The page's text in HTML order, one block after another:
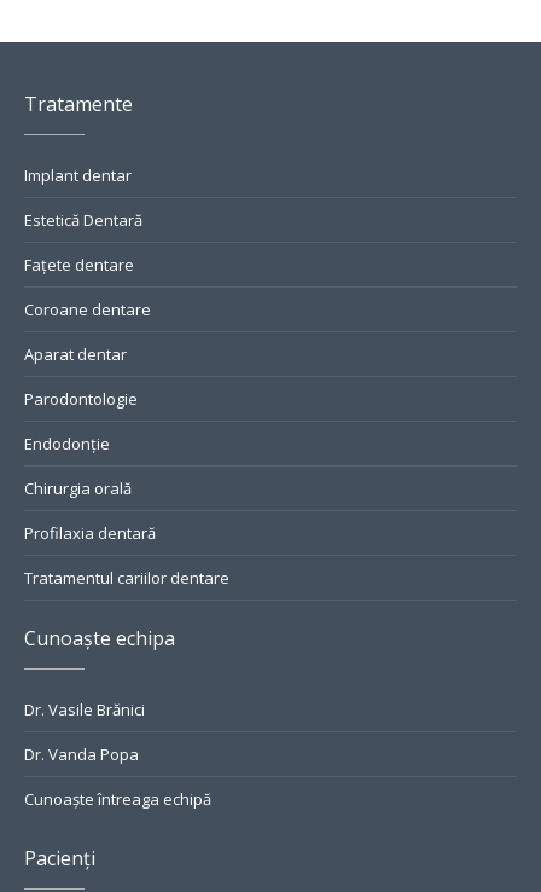
Tratamente
Implant dentar
Estetică Dentară
Fațete dentare
Coroane dentare
Aparat dentar
Parodontologie
Endodonție
Chirurgia orală
Profilaxia dentară
Tratamentul cariilor dentare
Cunoaște echipa
Dr. Vasile Brănici
Dr. Vanda Popa
Cunoaște întreaga echipă
Pacienți